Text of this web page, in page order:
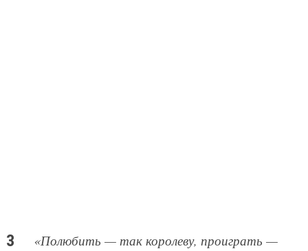
«Полюбить — так королеву, проиграть —